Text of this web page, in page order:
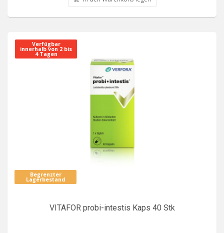
Verfügbar
innerhalb von 2 bis
4 Tagen
Begrenzter
Lagerbestand
VITAFOR probi-intestis Kaps 40 Stk